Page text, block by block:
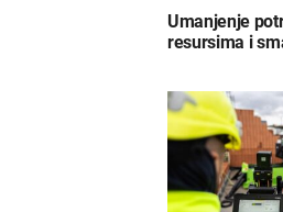
Umanjenje
resursima i